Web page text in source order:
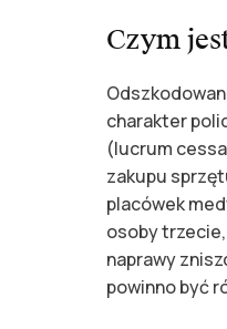
Czym
charakter
(lucrum
zakupu
placówek
osoby
naprawy
powinno być